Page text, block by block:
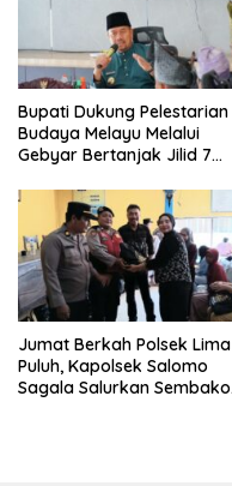
Bupati Dukung Pelestarian
Budaya Melayu Melalui
Gebyar Bertanjak Jilid 7
Jumat Berkah Polsek Lima
Puluh, Kapolsek Salomo
Sagala Salurkan Sembako